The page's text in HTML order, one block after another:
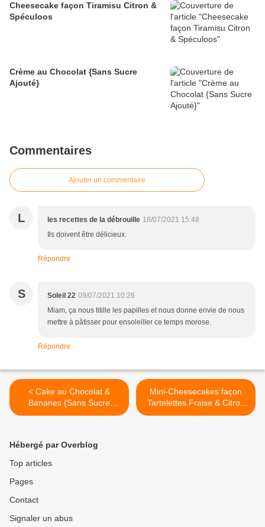
Cheesecake façon Tiramisu Citron &
Spéculoos
Crème au Chocolat {Sans Sucre
Ajouté}
Commentaires
Ajouter un commentaire
L les recettes de la débrouille 18/07/2021 15:48
Ils doivent être délicieux.
Répondre
S Soleil 22 09/07/2021 10:26
Miam, ça nous titille les papilles et nous donne envie de nous
mettre à pâtisser pour ensoleiller ce temps morose.
Répondre
< Cake au Chocolat &
Bananes {Sans Sucre
Ajouté}
Mini-Cheesecakes façon
Tartelettes Fraise & Citron
Vert >
Hébergé par Overblog
Top articles
Pages
Contact
Signaler un abus